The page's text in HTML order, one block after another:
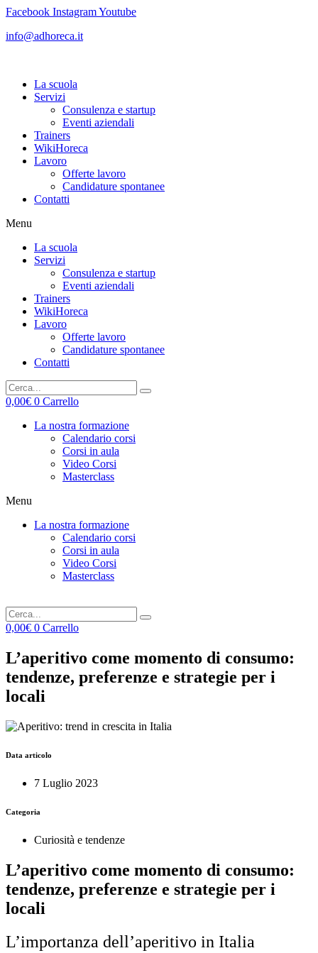
Vai
contenuto
Facebook InstagramYoutube
info@adhoreca.it
La scuola
Servizi
Consulenza e startup
Eventi aziendali
Trainers
WikiHoreca
Lavoro
Offerte lavoro
Candidature spontanee
Contatti
Menu
La scuola
Servizi
Consulenza e startup
Eventi aziendali
Trainers
WikiHoreca
Lavoro
Offerte lavoro
Candidature spontanee
Contatti
0,00€ 0 Carrello
La nostra formazione
Calendario corsi
Corsi in aula
Video Corsi
Masterclass
Menu
La nostra formazione
Calendario corsi
Corsi in aula
Video Corsi
Masterclass
0,00€ 0 Carrello
L’aperitivo come momento di consumo:
tendenze, preferenze e strategie per i
locali
Data articolo
7 Luglio 2023
Categoria
Curiosità e tendenze
L’aperitivo come momento di consumo:
tendenze, preferenze e strategie per i
locali
L’importanza dell’aperitivo in Italia